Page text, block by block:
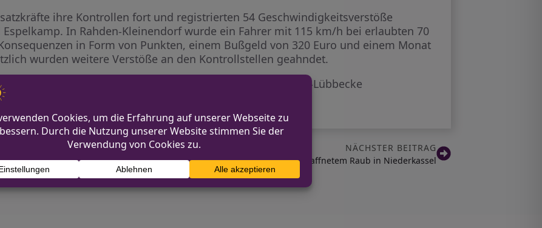
ihre Kontrollen fort und registrierten 54 Geschwindigkeitsverstöße
In Rahden-Kleinendorf wurde ein Fahrer mit 115 km/h bei erlaubten 70
in Form von Punkten, einem Bußgeld von 320 Euro und einem Monat
wurden weitere Verstöße an den Kontrollstellen geahndet.
finden sich auf der offiziellen Webseite der Polizei Minden-Lübbecke
entdeckt
NÄCHSTER BEITRAG
Festnahmen nach bewaffnetem Raub in Niederkassel